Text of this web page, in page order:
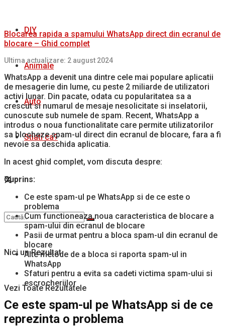
DIY
Animale
Auto
Stiati ca?
Nici un Rezultat
Vezi Toate Rezultatele
Blocarea rapida a spamului WhatsApp direct din ecranul de
blocare – Ghid complet
Ultima actualizare: 2 august 2024
WhatsApp a devenit una dintre cele mai populare aplicatii
de mesagerie din lume, cu peste 2 miliarde de utilizatori
activi lunar. Din pacate, odata cu popularitatea sa a
crescut si numarul de mesaje nesolicitate si inselatorii,
cunoscute sub numele de spam. Recent, WhatsApp a
introdus o noua functionalitate care permite utilizatorilor
sa blocheze spam-ul direct din ecranul de blocare, fara a fi
nevoie sa deschida aplicatia.
In acest ghid complet, vom discuta despre:
Cuprins:
Ce este spam-ul pe WhatsApp si de ce este o
problema
Cum functioneaza noua caracteristica de blocare a
spam-ului din ecranul de blocare
Pasii de urmat pentru a bloca spam-ul din ecranul de
blocare
Alte metode de a bloca si raporta spam-ul in
WhatsApp
Sfaturi pentru a evita sa cadeti victima spam-ului si
escrocheriilor
Ce este spam-ul pe WhatsApp si de ce
reprezinta o problema